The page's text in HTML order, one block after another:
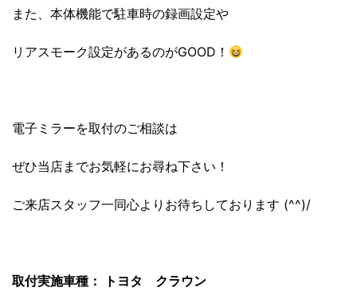
また、本体機能で駐車時の録画設定や
リアスモーク設定があるのがGOOD！
電子ミラーを取付のご相談は
ぜひ当店までお気軽にお尋ね下さい！
ご来店スタッフ一同心よりお待ちしております (^^)/
取付実施車種： トヨタ クラウン